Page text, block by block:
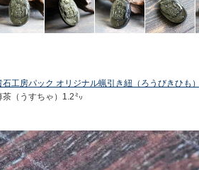
石工房パック オリジナル蝋引き紐（ろうびきひも）
茶（うすちゃ）1.2㍉